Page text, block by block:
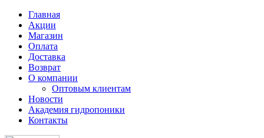
Главная
Акции
Магазин
Оплата
Доставка
Возврат
О компании
Оптовым клиентам
Новости
Академия гидропоники
Контакты